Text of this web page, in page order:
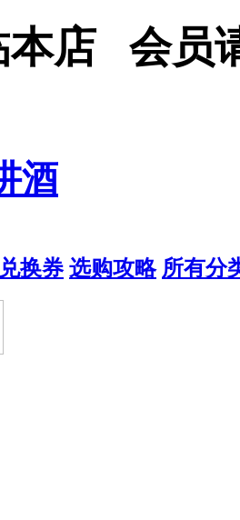
本店 会员
酒
换券 选购攻略 所有分